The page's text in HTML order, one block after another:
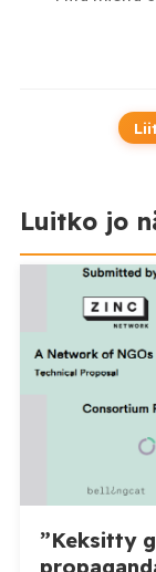
Luitko jo
”Keksitty